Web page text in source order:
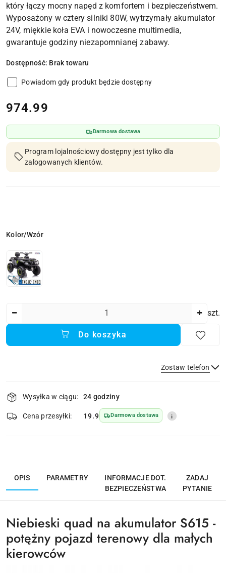
który łączy mocny napęd z komfortem i bezpieczeństwem.
Wyposażony w cztery silniki 80W, wytrzymały akumulator
24V, miękkie koła EVA i nowoczesne multimedia,
gwarantuje godziny niezapomnianej zabawy.
Dostępność: Brak towaru
Powiadom gdy produkt będzie dostępny
cena:
974.99
Darmowa dostawa
Program lojalnościowy dostępny jest tylko dla
zalogowanych klientów.
Wariant
Kolor/Wzór
szt.
Do koszyka
Zostaw telefon
Wyślij
Dostępność
i
dostawa
Wysyłka w ciągu: 24 godziny
Cena przesyłki: 19.9 Darmowa dostawa
OPIS PARAMETRY
INFORMACJE DOT.
BEZPIECZEŃSTWA
ZADAJ
PYTANIE
Niebieski quad na akumulator S615 -
potężny pojazd terenowy dla małych
kierowców